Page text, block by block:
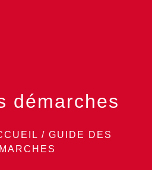
démarches
/ GUIDE DES